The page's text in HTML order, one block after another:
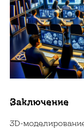
Заключение
3D-